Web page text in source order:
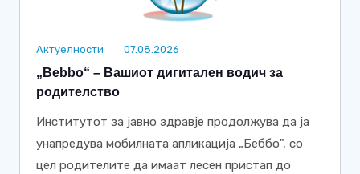
Актуелности 07.08.2026
„Bebbo“ – Вашиот дигитален водич за
родителство
Институтот за јавно здравје продолжува да ја
унапредува мобилната апликација „Беббо", со
цел родителите да имаат лесен пристап до